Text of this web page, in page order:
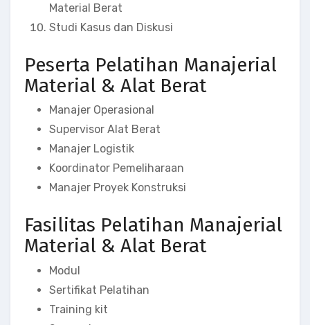
Material Berat
Studi Kasus dan Diskusi
Peserta Pelatihan Manajerial
Material & Alat Berat
Manajer Operasional
Supervisor Alat Berat
Manajer Logistik
Koordinator Pemeliharaan
Manajer Proyek Konstruksi
Fasilitas Pelatihan Manajerial
Material & Alat Berat
Modul
Sertifikat Pelatihan
Training kit